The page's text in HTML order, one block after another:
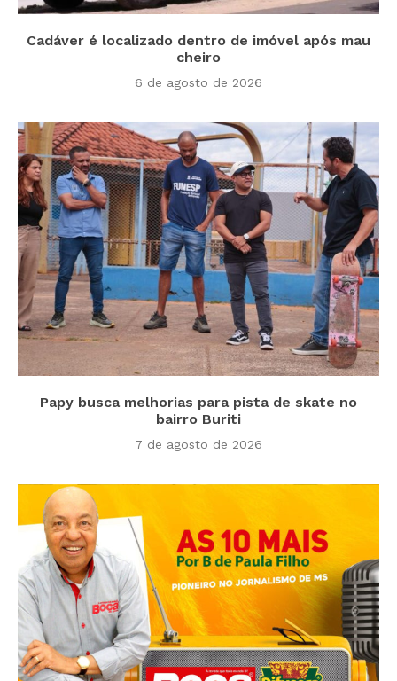
Cadáver é localizado dentro de imóvel após mau
cheiro
6 de agosto de 2026
Papy busca melhorias para pista de skate no
bairro Buriti
7 de agosto de 2026